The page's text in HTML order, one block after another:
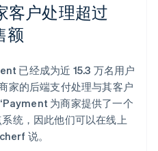
客户处理超过
额
已经成为近 15.3 万名用户
家的后端支付处理与其客户
为商家提供了一个
统，因此他们可以在线上
说。